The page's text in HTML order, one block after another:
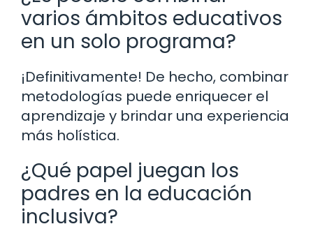
varios ámbitos educativos
en un solo programa?
¡Definitivamente! De hecho, combinar
metodologías puede enriquecer el
aprendizaje y brindar una experiencia
más holística.
¿Qué papel juegan los
padres en la educación
inclusiva?